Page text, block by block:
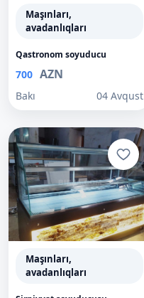
Maşınları,
avadanlıqları
Qastronom soyuducu
700 AZN
Bakı 04 Avqust
Maşınları,
avadanlıqları